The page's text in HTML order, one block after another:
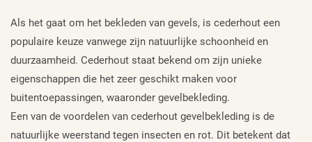
Als het gaat om het bekleden van gevels, is cederhout een
populaire keuze vanwege zijn natuurlijke schoonheid en
duurzaamheid. Cederhout staat bekend om zijn unieke
eigenschappen die het zeer geschikt maken voor
buitentoepassingen, waaronder gevelbekleding.
Een van de voordelen van cederhout gevelbekleding is de
natuurlijke weerstand tegen insecten en rot. Dit betekent dat